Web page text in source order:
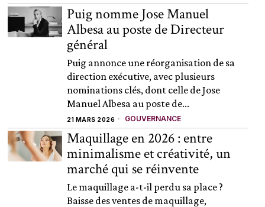
Puig nomme Jose Manuel
Albesa au poste de Directeur
général
Puig annonce une réorganisation de sa
direction exécutive, avec plusieurs
nominations clés, dont celle de Jose
Manuel Albesa au poste de...
21 MARS 2026 GOUVERNANCE
Maquillage en 2026 : entre
minimalisme et créativité, un
marché qui se réinvente
Le maquillage a-t-il perdu sa place ?
Baisse des ventes de maquillage,